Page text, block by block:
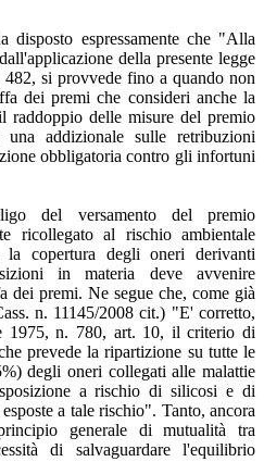
disposto espressamente che "Alla
della presente legge
si provvede fino a quando non
dei premi che consideri anche la
raddoppio delle misure del premio
una addizionale sulle retribuzioni
obbligatoria contro gli infortuni
del versamento del premio
ricollegato al rischio ambientale
la copertura degli oneri derivanti
in materia deve avvenire
dei premi. Ne segue che, come già
n. 11145/2008 cit.) "E' corretto,
1975, n. 780, art. 10, il criterio di
prevede la ripartizione su tutte le
degli oneri collegati alle malattie
a rischio di silicosi e di
a tale rischio". Tanto, ancora
generale di mutualità tra
di salvaguardare l'equilibrio